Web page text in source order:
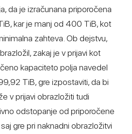
da je izračunana priporočena
kar je manj od 400 TiB, kot
zahteva. Ob dejstvu,
zakaj je v prijavi kot
kapaciteto polja navedel
TiB, gre izpostaviti, da bi
v prijavi obrazložiti tudi
odstopanje od priporočene
gre pri naknadni obrazložitvi